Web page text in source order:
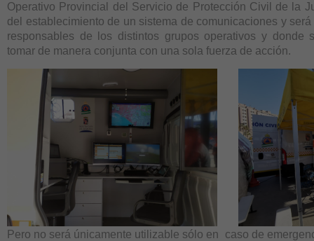
Operativo Provincial del Servicio de Protección Civil de la
del establecimiento de un sistema de comunicaciones y
responsables de los distintos grupos operativos y donde
tomar de manera conjunta con una sola fuerza de acción.
Pero no será únicamente utilizable sólo en caso de